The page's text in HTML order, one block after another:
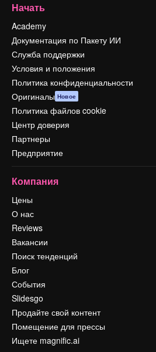
Начать
Academy
Документация по Пакету ИИ
Служба поддержки
Условия и положения
Политика конфиденциальности
Оригиналы Новое
Политика файлов cookie
Центр доверия
Партнеры
Предприятие
Компания
Цены
О нас
Reviews
Вакансии
Поиск тенденций
Блог
События
Slidesgo
Продайте свой контент
Помещение для прессы
Ищете magnific.ai